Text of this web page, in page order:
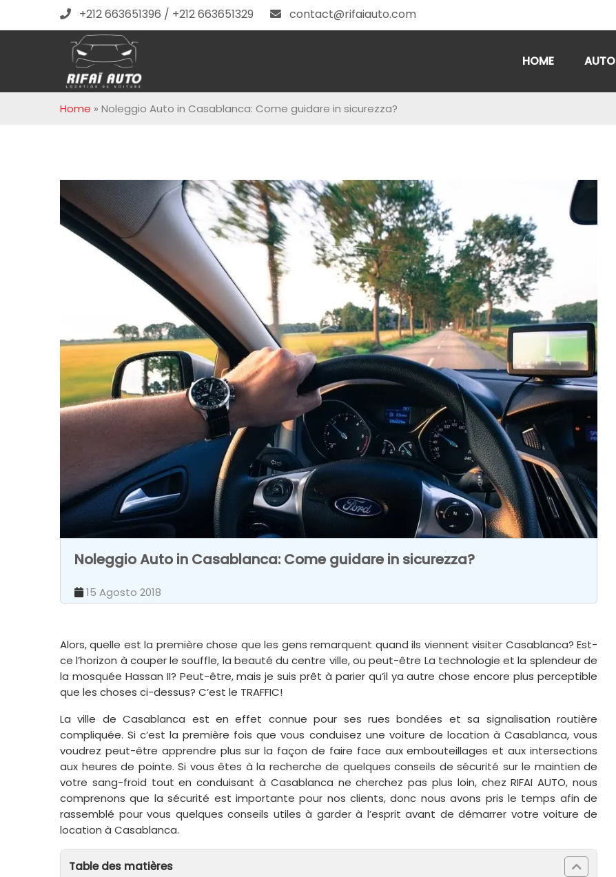
+212 663651396 / +212 663651329 contact@rifaiauto.com
HOME AUTO
Home » Noleggio Auto in Casablanca: Come guidare in sicurezza?
Noleggio Auto in Casablanca: Come guidare in sicurezza?
15 Agosto 2018
Alors, quelle est la première chose que les gens remarquent quand ils viennent visiter Casablanca? Est-
ce l’horizon à couper le souffle, la beauté du centre ville, ou peut-être La technologie et la splendeur de
la mosquée Hassan II? Peut-être, mais je suis prêt à parier qu’il ya autre chose encore plus perceptible
que les choses ci-dessus? C’est le TRAFFIC!
La ville de Casablanca est en effet connue pour ses rues bondées et sa signalisation routière
compliquée. Si c’est la première fois que vous conduisez une voiture de location à Casablanca, vous
voudrez peut-être apprendre plus sur la façon de faire face aux embouteillages et aux intersections
aux heures de pointe. Si vous êtes à la recherche de quelques conseils de sécurité sur le maintien de
votre sang-froid tout en conduisant à Casablanca ne cherchez pas plus loin, chez RIFAI AUTO, nous
comprenons que la sécurité est importante pour nos clients, donc nous avons pris le temps afin de
rassemblé pour vous quelques conseils utiles à garder à l’esprit avant de démarrer votre voiture de
location à Casablanca.
Table des matières
STILOSA E INGEGNOSA